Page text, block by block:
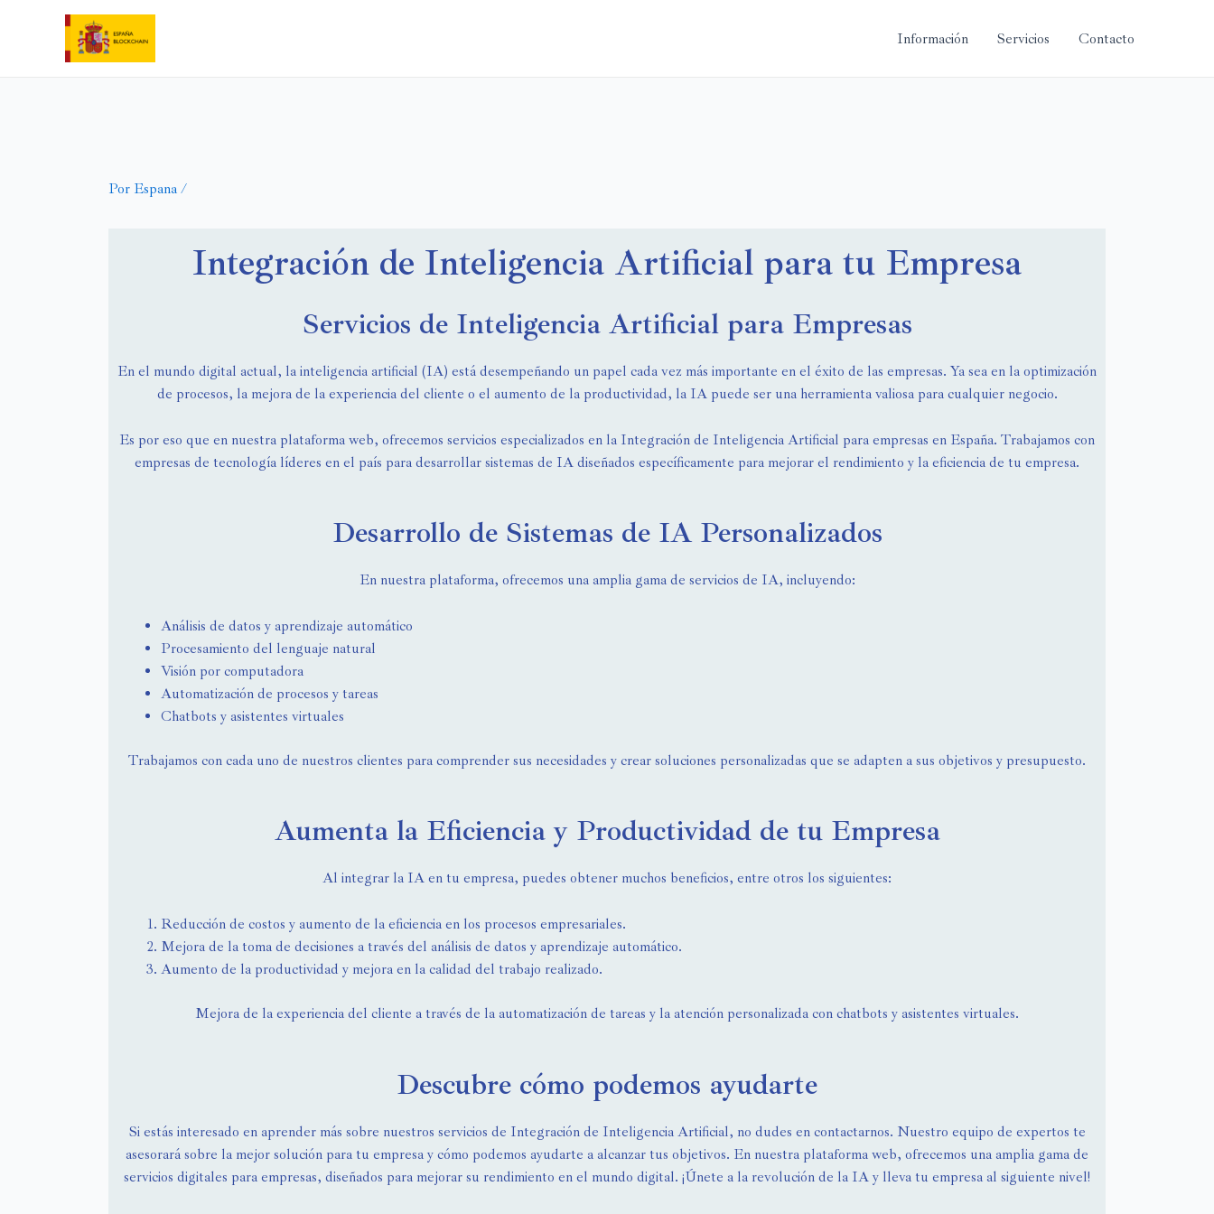
Información Servicios Contacto
Por Espana /
Integración de Inteligencia Artificial para tu Empresa
Servicios de Inteligencia Artificial para Empresas
En el mundo digital actual, la inteligencia artificial (IA) está desempeñando un papel cada vez más importante en el éxito de las empresas. Ya sea en la optimización
de procesos, la mejora de la experiencia del cliente o el aumento de la productividad, la IA puede ser una herramienta valiosa para cualquier negocio.
Es por eso que en nuestra plataforma web, ofrecemos servicios especializados en la Integración de Inteligencia Artificial para empresas en España. Trabajamos con
empresas de tecnología líderes en el país para desarrollar sistemas de IA diseñados específicamente para mejorar el rendimiento y la eficiencia de tu empresa.
Desarrollo de Sistemas de IA Personalizados
En nuestra plataforma, ofrecemos una amplia gama de servicios de IA, incluyendo:
Análisis de datos y aprendizaje automático
Procesamiento del lenguaje natural
Visión por computadora
Automatización de procesos y tareas
Chatbots y asistentes virtuales
Trabajamos con cada uno de nuestros clientes para comprender sus necesidades y crear soluciones personalizadas que se adapten a sus objetivos y presupuesto.
Aumenta la Eficiencia y Productividad de tu Empresa
Al integrar la IA en tu empresa, puedes obtener muchos beneficios, entre otros los siguientes:
Reducción de costos y aumento de la eficiencia en los procesos empresariales.
Mejora de la toma de decisiones a través del análisis de datos y aprendizaje automático.
Aumento de la productividad y mejora en la calidad del trabajo realizado.
Mejora de la experiencia del cliente a través de la automatización de tareas y la atención personalizada con chatbots y asistentes virtuales.
Descubre cómo podemos ayudarte
Si estás interesado en aprender más sobre nuestros servicios de Integración de Inteligencia Artificial, no dudes en contactarnos. Nuestro equipo de expertos te
asesorará sobre la mejor solución para tu empresa y cómo podemos ayudarte a alcanzar tus objetivos. En nuestra plataforma web, ofrecemos una amplia gama de
servicios digitales para empresas, diseñados para mejorar su rendimiento en el mundo digital. ¡Únete a la revolución de la IA y lleva tu empresa al siguiente nivel!